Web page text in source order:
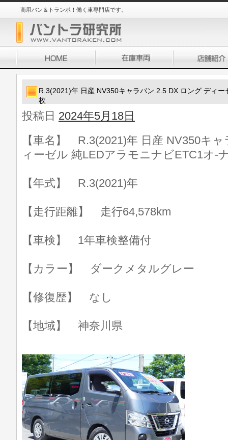
商用バン＆トランポ！働く車専門店です。
R.3(2021)年 日産 NV350キャラバン 2.5 DX ロング ディ
枚
投稿日 2024年5月18日
【車名】 R.3(2021)年 日産 NV350キ
ィーゼル 純LEDアラモニナビETC1オ-
【年式】 R.3(2021)年
【走行距離】 走行64,578km
【車検】 1年車検整備付
【カラー】 ダークメタルグレー
【修復歴】 なし
【地域】 神奈川県